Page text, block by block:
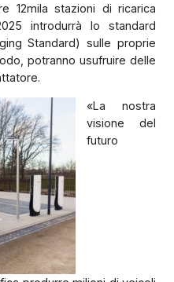
12mila stazioni di ricarica
introdurrà lo standard
Standard) sulle proprie
potranno usufruire delle
«La nostra
visione del
futuro